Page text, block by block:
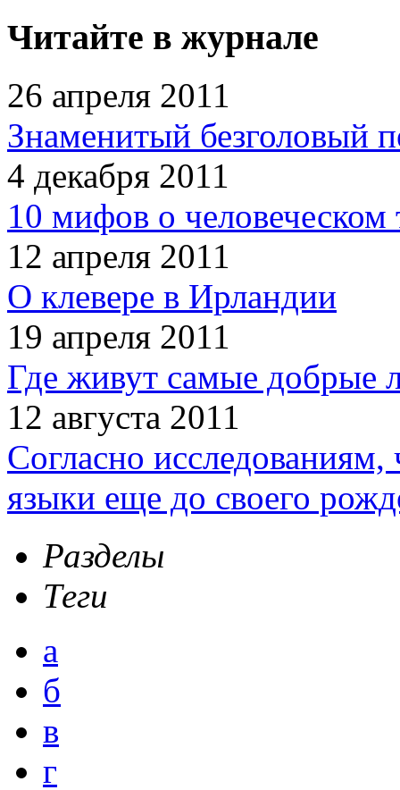
Читайте в журнале
26 апреля 2011
Знаменитый безголовый
4 декабря 2011
10 мифов о человеческом
12 апреля 2011
О клевере в Ирландии
19 апреля 2011
Где живут самые добрые
12 августа 2011
Согласно исследованиям,
языки еще до своего
Разделы
Теги
а
б
в
г